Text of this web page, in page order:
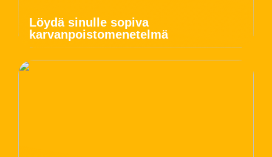
Löydä sinulle sopiva
karvanpoistomenetelmä